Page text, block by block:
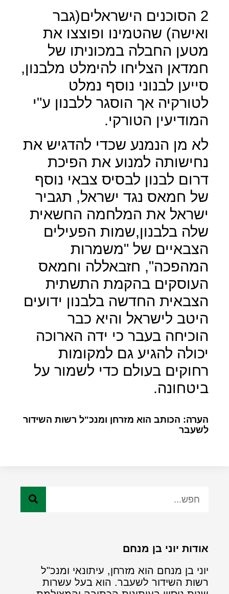
2 הסוכנים הישראלים(גבר
ואישה) שהטמינו ופוצצו את
מטען החבלה במכוניתו של
חמדאן הצליחו להימלט מלבנון,
סייען לבנוני נוסף נמלט
לטורקיה אך הוסגר ללבנון ע"י
המודיעין הטורקי.
לא מן הנמנע שכדי להדגיש את
נחישותה למנוע את הפיכת
דרום לבנון לבסיס צבאי נוסף
של חמאס נגד ישראל, תגביר
ישראל את המלחמה החשאית
שלה בלבנון,שמות הפעילים
הצבאיים של "משמרות
המהפכה", חזבאללה וחמאס
העוסקים בהקמת התשתית
הצבאית החדשה בלבנון ידועים
היטב לישראל והיא כבר
הוכיחה בעבר כי ידה הארוכה
יכולה להגיע גם למקומות
רחוקים בעולם כדי לשמור על
ביטחונה.
הערה: הכותב הוא מזרחן ומנכ"ל רשות השידור
לשעבר
אודות יוני בן מנחם
יוני בן מנחם הוא מזרחן, עיתונאי ומנכ"ל
רשות השידור לשעבר. הוא בעל עשרות